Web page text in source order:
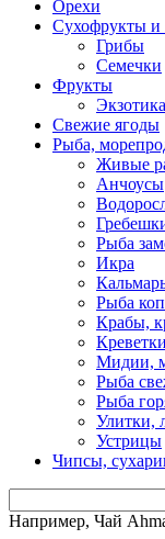
Орехи
Сухофрукты и
Грибы
Семечки
Фрукты
Экзотика
Свежие ягоды
Рыба,
Живые
Анчоусы
Рыба
Икра
Рыба
Крабы,
Мидии,
Рыба
Рыба
Улитки,
Устрицы
Чипсы,
Например, Чай